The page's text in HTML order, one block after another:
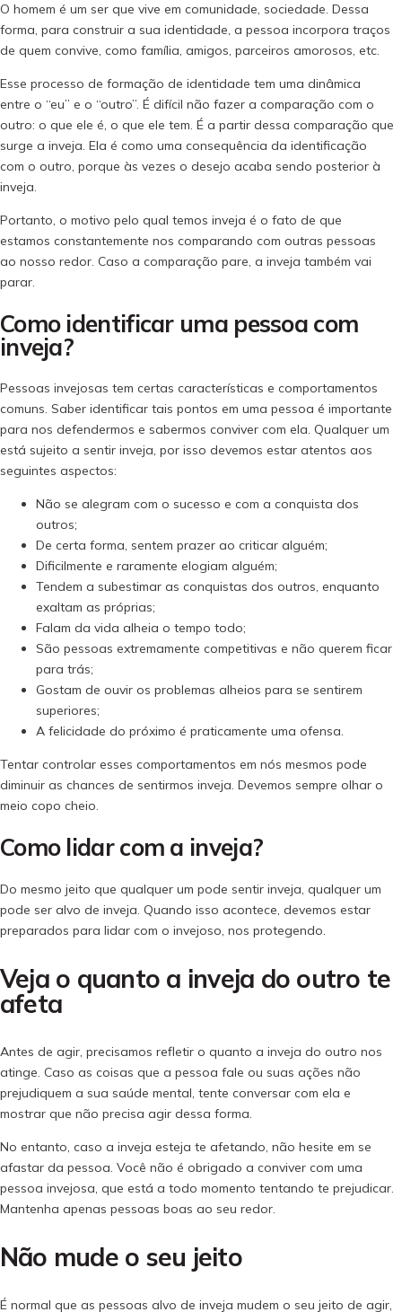
O homem é um ser que vive em comunidade, sociedade. Dessa
forma, para construir a sua identidade, a pessoa incorpora traços
de quem convive, como família, amigos, parceiros amorosos, etc.
Esse processo de formação de identidade tem uma dinâmica
entre o “eu” e o “outro”. É difícil não fazer a comparação com o
outro: o que ele é, o que ele tem. É a partir dessa comparação que
surge a inveja. Ela é como uma consequência da identificação
com o outro, porque às vezes o desejo acaba sendo posterior à
inveja.
Portanto, o motivo pelo qual temos inveja é o fato de que
estamos constantemente nos comparando com outras pessoas
ao nosso redor. Caso a comparação pare, a inveja também vai
parar.
Como identificar uma pessoa com
inveja?
Pessoas invejosas tem certas características e comportamentos
comuns. Saber identificar tais pontos em uma pessoa é importante
para nos defendermos e sabermos conviver com ela. Qualquer um
está sujeito a sentir inveja, por isso devemos estar atentos aos
seguintes aspectos:
Não se alegram com o sucesso e com a conquista dos
outros;
De certa forma, sentem prazer ao criticar alguém;
Dificilmente e raramente elogiam alguém;
Tendem a subestimar as conquistas dos outros, enquanto
exaltam as próprias;
Falam da vida alheia o tempo todo;
São pessoas extremamente competitivas e não querem ficar
para trás;
Gostam de ouvir os problemas alheios para se sentirem
superiores;
A felicidade do próximo é praticamente uma ofensa.
Tentar controlar esses comportamentos em nós mesmos pode
diminuir as chances de sentirmos inveja. Devemos sempre olhar o
meio copo cheio.
Como lidar com a inveja?
Do mesmo jeito que qualquer um pode sentir inveja, qualquer um
pode ser alvo de inveja. Quando isso acontece, devemos estar
preparados para lidar com o invejoso, nos protegendo.
Veja o quanto a inveja do outro te
afeta
Antes de agir, precisamos refletir o quanto a inveja do outro nos
atinge. Caso as coisas que a pessoa fale ou suas ações não
prejudiquem a sua saúde mental, tente conversar com ela e
mostrar que não precisa agir dessa forma.
No entanto, caso a inveja esteja te afetando, não hesite em se
afastar da pessoa. Você não é obrigado a conviver com uma
pessoa invejosa, que está a todo momento tentando te prejudicar.
Mantenha apenas pessoas boas ao seu redor.
Não mude o seu jeito
É normal que as pessoas alvo de inveja mudem o seu jeito de agir,